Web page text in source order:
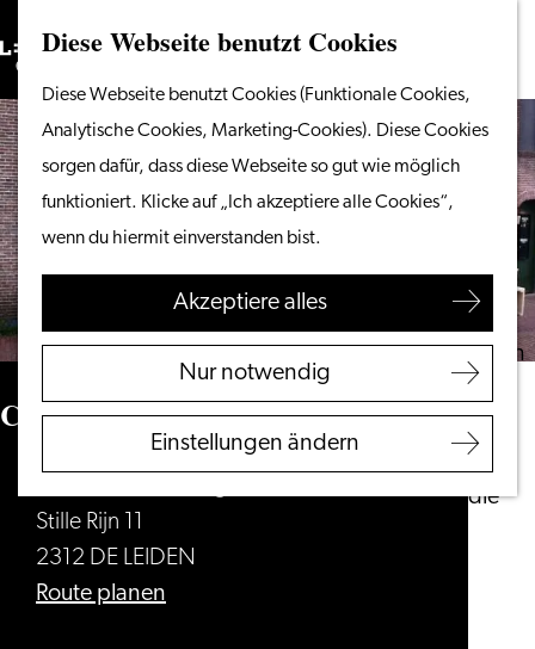
Diese Webseite benutzt Cookies
Diese Webseite benutzt Cookies (Funktionale Cookies,
Analytische Cookies, Marketing-Cookies). Diese Cookies
sorgen dafür, dass diese Webseite so gut wie möglich
funktioniert. Klicke auf „Ich akzeptiere alle Cookies“,
wenn du hiermit einverstanden bist.
Akzeptiere alles
Nur notwendig
Einstellungen ändern
Gehen
Sie
zur
Homepage
Menü
Suchen
Vom Wasser aus
Radeln & Wandern
Shoppen
Essen & Trinken
Ihren Besuch planen
Touristeninformation
Leiden
Entdecken Sie die
Suchen
Cafe Restaurant Logica
Stille Rijn 11
2312 DE LEIDEN
Route planen